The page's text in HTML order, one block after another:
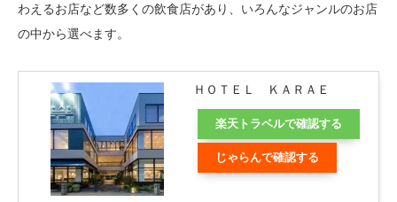
わえるお店など数多くの飲食店があり、いろんなジャンルのお店
の中から選べます。
ＨＯＴＥＬ ＫＡＲＡＥ
楽天トラベルで確認する
じゃらんで確認する